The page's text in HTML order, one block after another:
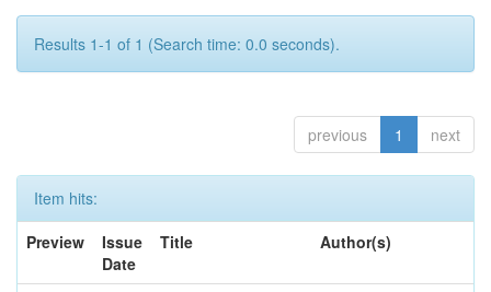
Results 1-1 of 1 (Search time: 0.0 seconds).
previous 1 next
Item hits:
Preview
Issue
Date
Title Author(s)